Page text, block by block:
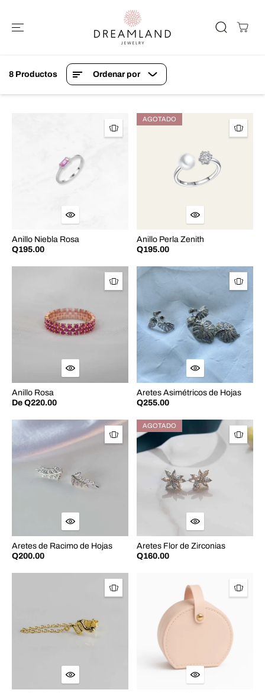
8 Productos Ordenar por
Anillo Niebla Rosa
Q195.00
AGOTADO
Anillo Perla Zenith
Q195.00
Anillo Rosa
De Q220.00
Aretes Asimétricos de Hojas
Q255.00
Aretes de Racimo de Hojas
Q200.00
AGOTADO
Aretes Flor de Zirconias
Q160.00